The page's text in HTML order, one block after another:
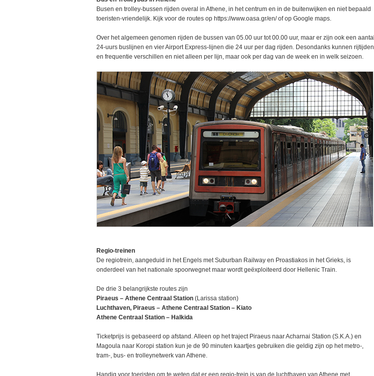
Busen en trolley-bussen rijden overal in Athene, in het centrum en in de buitenwijken en niet bepaald
toeristen-vriendelijk. Kijk voor de routes op https://www.oasa.gr/en/ of op Google maps.
Over het algemeen genomen rijden de bussen van 05.00 uur tot 00.00 uur, maar er zijn ook een aantal
24-uurs buslijnen en vier Airport Express-lijnen die 24 uur per dag rijden. Desondanks kunnen rijtijden
en frequentie verschillen en niet alleen per lijn, maar ook per dag van de week en in welk seizoen.
Regio-treinen
De regiotrein, aangeduid in het Engels met Suburban Railway en Proastiakos in het Grieks, is
onderdeel van het nationale spoorwegnet maar wordt geëxploiteerd door Hellenic Train.
De drie 3 belangrijkste routes zijn
Piraeus – Athene Centraal Station (Larissa station)
Luchthaven, Piraeus – Athene Centraal Station – Kiato
Athene Centraal Station – Halkida
Ticketprijs is gebaseerd op afstand. Alleen op het traject Piraeus naar Acharnai Station (S.K.A.) en
Magoula naar Koropi station kun je de 90 minuten kaartjes gebruiken die geldig zijn op het metro-,
tram-, bus- en trolleynetwerk van Athene.
Handig voor toeristen om te weten dat er een regio-trein is van de luchthaven van Athene met